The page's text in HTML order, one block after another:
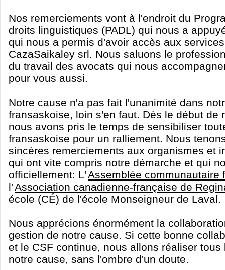
Nos remerciements vont à l'endroit du
droits linguistiques (PADL) qui nous a
qui nous a permis d'avoir accès aux
CazaSaikaley srl. Nous saluons le
du travail des avocats qui nous
pour vous aussi.
Notre cause n'a pas fait l'unanimité dans
fransaskoise, loin s'en faut. Dès le début de
nous avons pris le temps de sensibiliser
fransaskoise pour un ralliement. Nous
sincères remerciements aux organismes et
qui ont vite compris notre démarche et qui
officiellement: L'Assemblée communautaire
l'Association canadienne-française de
école (CÉ) de l'école Monseigneur de Laval.
Nous apprécions énormément la
gestion de notre cause. Si cette bonne
et le CSF continue, nous allons réaliser
notre cause, sans l'ombre d'un doute.